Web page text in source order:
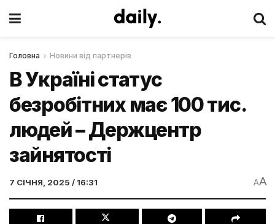
Головна Новини від партнерів
В Україні статус
безробітних має 100 тис.
людей – Держцентр
зайнятості
7 СІЧНЯ, 2025 / 16:31 AA